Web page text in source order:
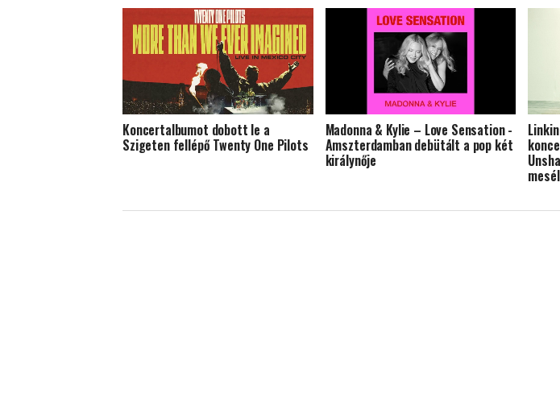
Koncertalbumot dobott le a
Szigeten fellépő Twenty One Pilots
Madonna & Kylie – Love Sensation -
Amszterdamban debütált a pop két
királynője